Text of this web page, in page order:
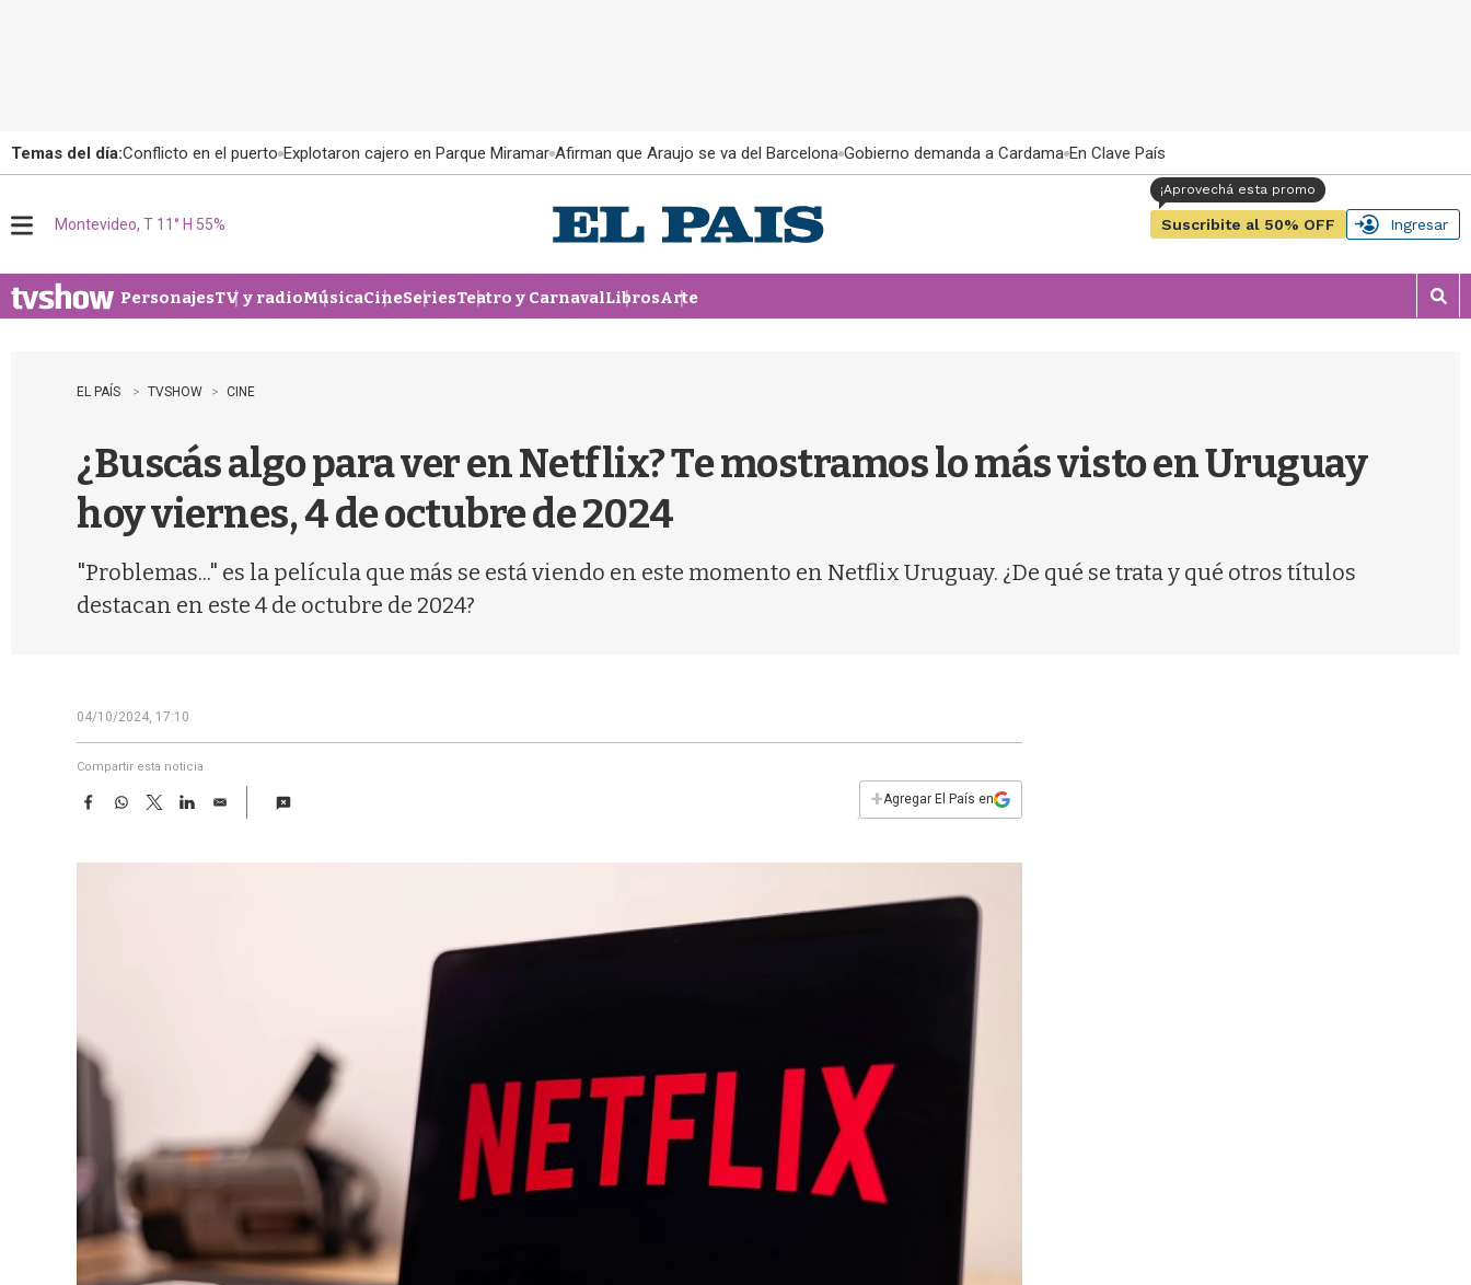
Temas del día:Conflicto en el puerto Explotaron cajero en Parque Miramar Afirman que Araujo se va del Barcelona Gobierno demanda a Cardama En Clave País
u
Montevideo, T 11° H 55% Suscribite al 50% OFF Ingresar
PersonajesTV y radioMúsicaCineSeriesTeatro y CarnavalLibrosArte
M
o
EL PAÍS TVSHOW CINE
¿Buscás algo para ver en Netflix? Te mostramos lo más visto en Uruguay
hoy viernes, 4 de octubre de 2024
"Problemas..." es la película que más se está viendo en este momento en Netflix Uruguay. ¿De qué se trata y qué otros títulos
destacan en este 4 de octubre de 2024?
04/10/2024, 17:10
Compartir esta noticia
F
e
W
t
T
w
t
L
k
E
i
+Agregar El País en